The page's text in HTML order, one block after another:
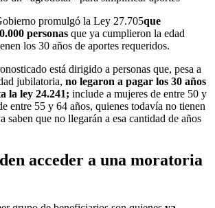
promulgó la Ley 27.705que
personas que ya cumplieron la edad
los 30 años de aportes requeridos.
está dirigido a personas que, pesa a
jubilatoria, no legaron a pagar los 30 años
la ley 24.241; include a mujeres de entre 50 y
entre 55 y 64 años, quienes todavía no tienen
saben que no llegarán a esa cantidad de años
acceder a una moratoria